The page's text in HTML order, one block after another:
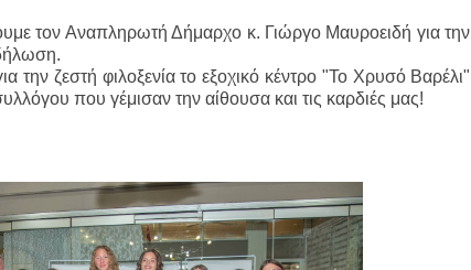
τον Αναπληρωτή Δήμαρχο κ. Γιώργο Μαυροειδή για την
την ζεστή φιλοξενία το εξοχικό κέντρο "Το Χρυσό Βαρέλι"
που γέμισαν την αίθουσα και τις καρδιές μας!